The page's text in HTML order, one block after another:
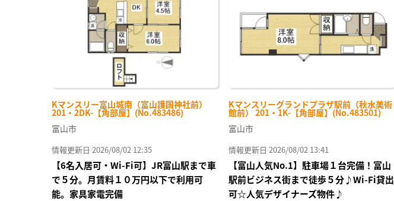
Kマンスリー富山城南（富山護国神社前）
201・2DK-【角部屋】(No.483486)
富山市
情報更新日 2026/08/02 12:35
【6名入居可・Wi-Fi可】JR富山駅まで車
で５分。月賃料１０万円以下で利用可
能。家具家電完備
Kマンスリーグランドプラザ駅前（秋水美術
館前） 201・1K-【角部屋】(No.483501)
富山市
情報更新日 2026/08/02 13:41
【富山人気No.1】駐車場１台完備！富山
駅前ビジネス街まで徒歩５分♪Wi-Fi貸出
可☆人気デザイナーズ物件♪